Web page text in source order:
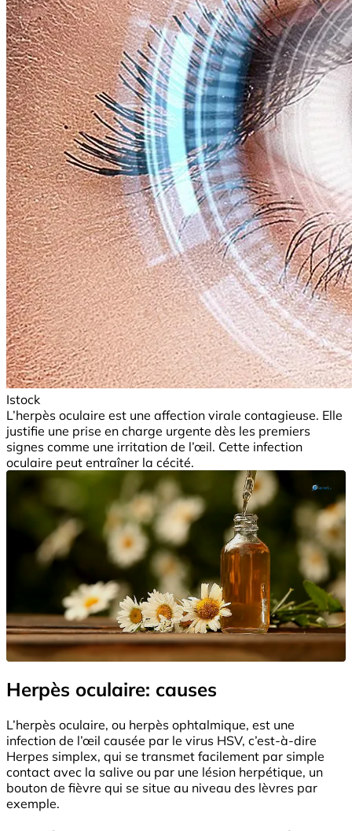
Istock
L’herpès oculaire est une affection virale contagieuse. Elle
justifie une prise en charge urgente dès les premiers
signes comme une irritation de l’œil. Cette infection
oculaire peut entraîner la cécité.
Herpès oculaire: causes
L’herpès oculaire, ou herpès ophtalmique, est une
infection de l’œil causée par le virus HSV, c’est-à-dire
Herpes simplex, qui se transmet facilement par simple
contact avec la salive ou par une lésion herpétique, un
bouton de fièvre qui se situe au niveau des lèvres par
exemple.